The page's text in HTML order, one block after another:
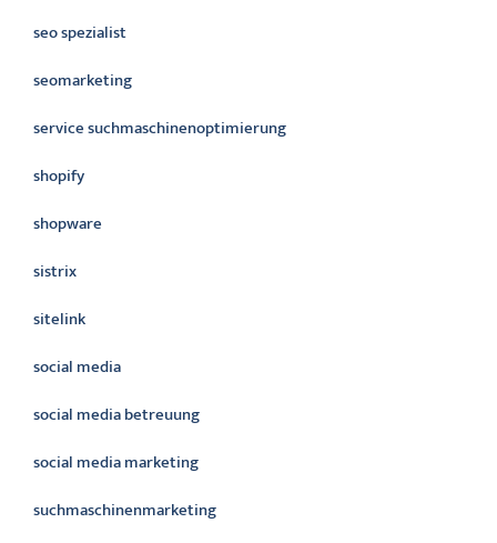
seo spezialist
seomarketing
service suchmaschinenoptimierung
shopify
shopware
sistrix
sitelink
social media
social media betreuung
social media marketing
suchmaschinenmarketing